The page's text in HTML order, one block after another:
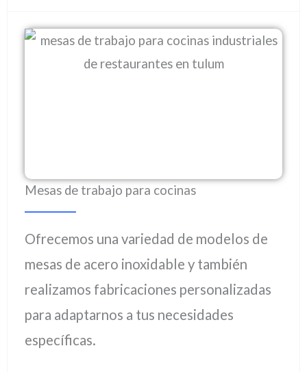
Mesas de trabajo para cocinas
Ofrecemos una variedad de modelos de
mesas de acero inoxidable y también
realizamos fabricaciones personalizadas
para adaptarnos a tus necesidades
específicas.